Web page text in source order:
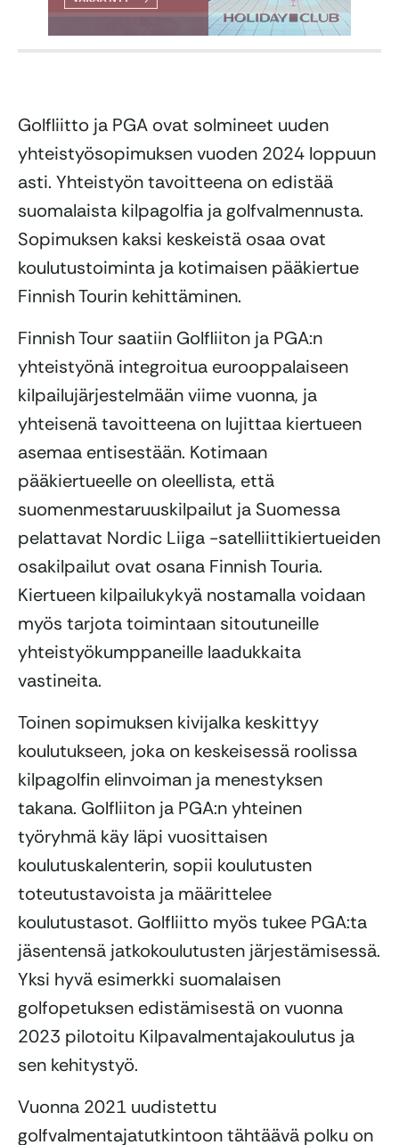
Golfliitto ja PGA ovat solmineet uuden
yhteistyösopimuksen vuoden 2024 loppuun
asti. Yhteistyön tavoitteena on edistää
suomalaista kilpagolfia ja golfvalmennusta.
Sopimuksen kaksi keskeistä osaa ovat
koulutustoiminta ja kotimaisen pääkiertue
Finnish Tourin kehittäminen.
Finnish Tour saatiin Golfliiton ja PGA:n
yhteistyönä integroitua eurooppalaiseen
kilpailujärjestelmään viime vuonna, ja
yhteisenä tavoitteena on lujittaa kiertueen
asemaa entisestään. Kotimaan
pääkiertueelle on oleellista, että
suomenmestaruuskilpailut ja Suomessa
pelattavat Nordic Liiga -satelliittikiertueiden
osakilpailut ovat osana Finnish Touria.
Kiertueen kilpailukykyä nostamalla voidaan
myös tarjota toimintaan sitoutuneille
yhteistyökumppaneille laadukkaita
vastineita.
Toinen sopimuksen kivijalka keskittyy
koulutukseen, joka on keskeisessä roolissa
kilpagolfin elinvoiman ja menestyksen
takana. Golfliiton ja PGA:n yhteinen
työryhmä käy läpi vuosittaisen
koulutuskalenterin, sopii koulutusten
toteutustavoista ja määrittelee
koulutustasot. Golfliitto myös tukee PGA:ta
jäsentensä jatkokoulutusten järjestämisessä.
Yksi hyvä esimerkki suomalaisen
golfopetuksen edistämisestä on vuonna
2023 pilotoitu Kilpavalmentajakoulutus ja
sen kehitystyö.
Vuonna 2021 uudistettu
golfvalmentajatutkintoon tähtäävä polku on